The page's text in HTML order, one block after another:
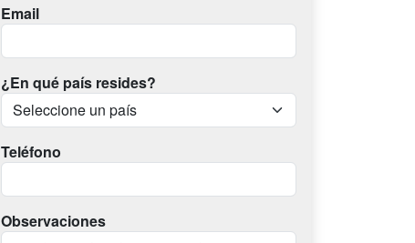
Email
¿En qué país resides?
Teléfono
Observaciones